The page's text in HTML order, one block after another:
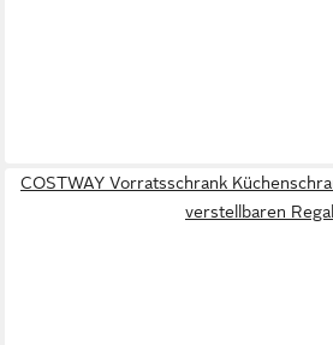
COSTWAY Vorratsschrank
verstellbaren